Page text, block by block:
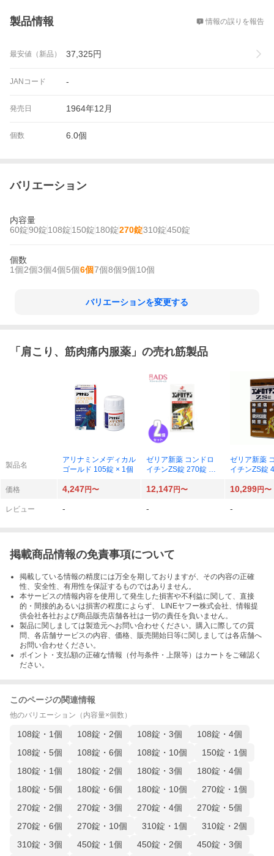
製品情報 情報の誤りを報告
最安値（新品） 37,325円
JANコード -
発売日 1964年12月
個数 6.0個
バリエーション
内容量
60錠90錠108錠150錠180錠270錠310錠450錠
個数
1個2個3個4個5個6個7個8個9個10個
バリエーションを変更する
「 肩こり、筋肉痛内服薬 」の売れ筋製品
製品名
アリナミンメディカル
ゴールド 105錠 × 1個
ゼリア新薬 コンドロ
イチンZS錠 270錠 × 2
ゼリア新薬
イチンZS錠
価格
4,247円〜 12,147円〜 10,299円〜
レビュー - - -
掲載商品情報の免責事項について
掲載している情報の精度には万全を期しておりますが、その内容の正確
性、安全性、有用性を保証するものではありません。
本サービスの情報内容を使用して発生した損害や不利益に関して、直接
的・間接的あるいは損害の程度によらず、 LINEヤフー株式会社、情報提
供会社各社および商品販売店舗各社は一切の責任を負いません。
製品に関しましては製造元へお問い合わせください。購入に際しての質
問、各店舗サービスの内容、価格、販売開始日等に関しましては各店舗へ
お問い合わせください。
ポイント・支払額の正確な情報（付与条件・上限等）はカートをご確認く
ださい。
このページの関連情報
他のバリエーション（内容量×個数）
108錠・1個 108錠・2個 108錠・3個
108錠・4個
108錠・5個
108錠・6個 108錠・10個
150錠・1個
180錠・1個
180錠・2個 180錠・3個
180錠・4個
180錠・5個
180錠・6個 180錠・10個
270錠・1個
270錠・2個
270錠・3個 270錠・4個
270錠・5個
270錠・6個
270錠・10個 310錠・1個
310錠・2個
310錠・3個
450錠・1個 450錠・2個 450錠・3個